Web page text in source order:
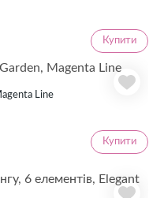
Купити
Line
Купити